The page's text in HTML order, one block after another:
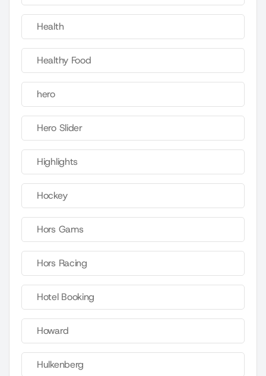
Health
Healthy Food
hero
Hero Slider
Highlights
Hockey
Hors Gams
Hors Racing
Hotel Booking
Howard
Hulkenberg